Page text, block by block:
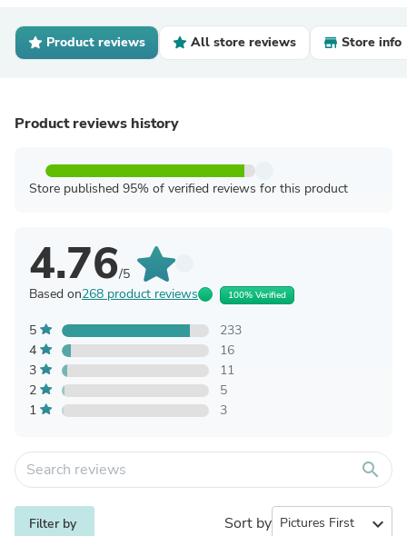
Product reviews All store reviews Store info
Product reviews history
Store published 95% of verified reviews for this product
4.76/5
Based on268 product reviews 100% Verified
5
233
4
16
3
11
2
5
1
3
search
Filter by Sort by expand_more